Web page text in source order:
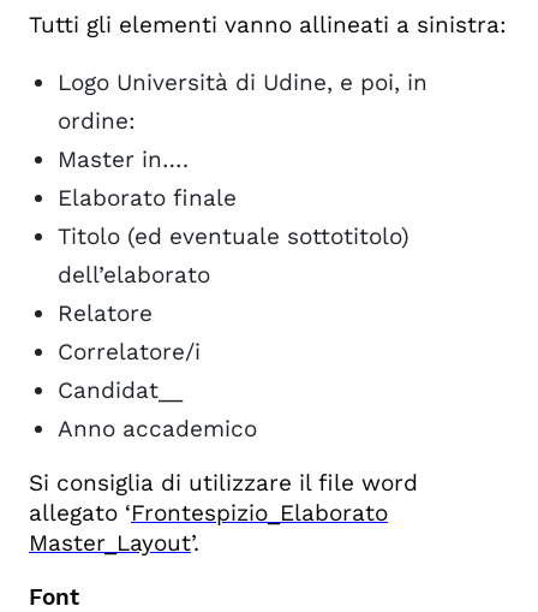
Tutti gli elementi vanno allineati a sinistra:
Logo Università di Udine, e poi, in
ordine:
Master in….
Elaborato finale
Titolo (ed eventuale sottotitolo)
dell’elaborato
Relatore
Correlatore/i
Candidat__
Anno accademico
Si consiglia di utilizzare il file word
allegato ‘Frontespizio_Elaborato
Master_Layout’.
Font